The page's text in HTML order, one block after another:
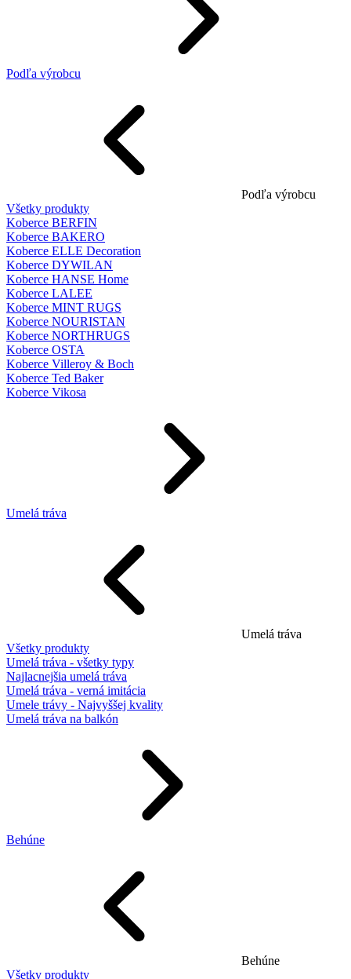
Podľa výrobcu
Podľa výrobcu
Všetky produkty
Koberce BERFIN
Koberce BAKERO
Koberce ELLE Decoration
Koberce DYWILAN
Koberce HANSE Home
Koberce LALEE
Koberce MINT RUGS
Koberce NOURISTAN
Koberce NORTHRUGS
Koberce OSTA
Koberce Villeroy & Boch
Koberce Ted Baker
Koberce Vikosa
Umelá tráva
Umelá tráva
Všetky produkty
Umelá tráva - všetky typy
Najlacnejšia umelá tráva
Umelá tráva - verná imitácia
Umele trávy - Najvyššej kvality
Umelá tráva na balkón
Behúne
Behúne
Všetky produkty